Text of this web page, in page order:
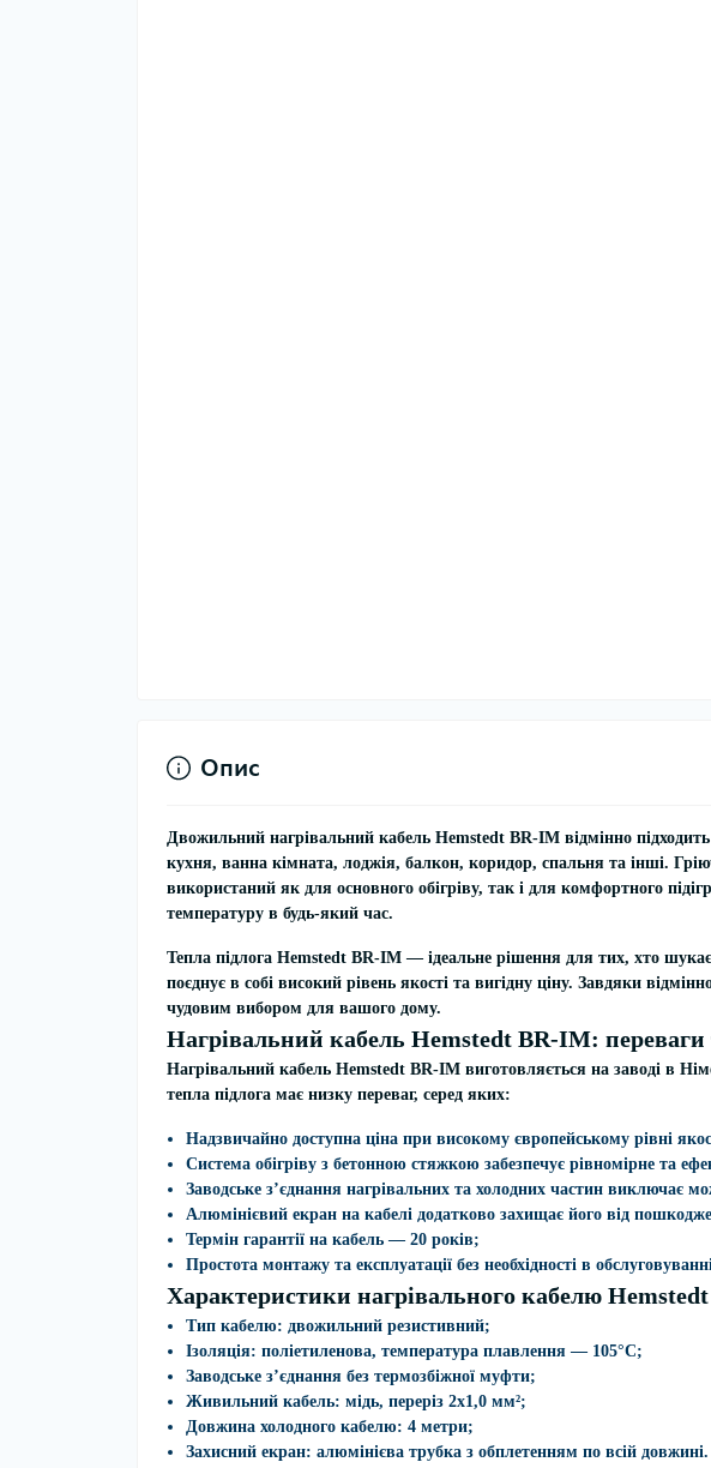
Опис
Двожильний нагрівальний кабель Hemstedt BR-IM відмінно
кухня, ванна кімната, лоджія, балкон, коридор, спальня та інші.
використаний як для основного обігріву, так і для комфортного
температуру в будь-який час.
Тепла підлога Hemstedt BR-IM — ідеальне рішення для тих, хто
поєднує в собі високий рівень якості та вигідну ціну. Завдяки
чудовим вибором для вашого дому.
Нагрівальний кабель Hemstedt BR-IM: переваги
Нагрівальний кабель Hemstedt BR-IM виготовляється на заводі в
тепла підлога має низку переваг, серед яких:
Надзвичайно доступна ціна при високому європейському рівні
Система обігріву з бетонною стяжкою забезпечує рівномірне та
Заводське з’єднання нагрівальних та холодних частин виключає
Алюмінієвий екран на кабелі додатково захищає його від
Термін гарантії на кабель — 20 років;
Простота монтажу та експлуатації без необхідності в
Характеристики нагрівального кабелю
Тип кабелю: двожильний резистивний;
Ізоляція: поліетиленова, температура плавлення — 105°C;
Заводське з’єднання без термозбіжної муфти;
Живильний кабель: мідь, переріз 2x1,0 мм²;
Довжина холодного кабелю: 4 метри;
Захисний екран: алюмінієва трубка з обплетенням по всій довжині.